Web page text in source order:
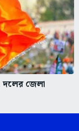
দলের জেলা